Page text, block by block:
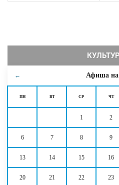
← Афиша на
ПН ВТ СР ЧТ
1 2
6 7 8 9
13 14 15 16
20 21 22 23